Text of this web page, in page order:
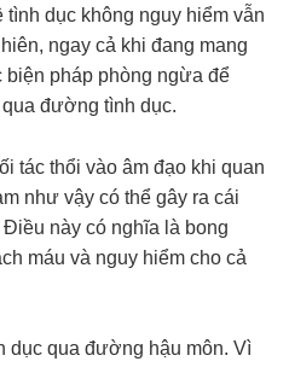
tình dục không nguy hiểm vẫn
ngay cả khi đang mang
biện pháp phòng ngừa để
đường tình dục.
tác thổi vào âm đạo khi quan
như vậy có thể gây ra cái
này có nghĩa là bong
máu và nguy hiểm cho cả
dục qua đường hậu môn. Vì